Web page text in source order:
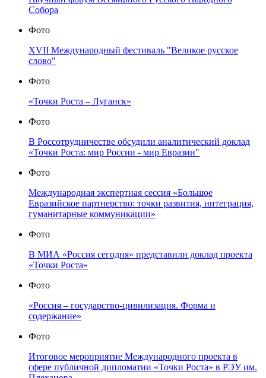
Собора
Фото
XVII Международный фестиваль "Великое русское
слово"
Фото
«Точки Роста – Луганск»
Фото
В Россотрудничестве обсудили аналитический доклад
«Точки Роста: мир России - мир Евразии"
Фото
Международная экспертная сессия «Большое
Евразийское партнерство: точки развития, интеграция,
гуманитарные коммуникации»
Фото
В МИА «Россия сегодня» представили доклад проекта
«Точки Роста»
Фото
«Россия – государство-цивилизация. Форма и
содержание»
Фото
Итоговое мероприятие Международного проекта в
сфере публичной дипломатии «Точки Роста» в РЭУ им.